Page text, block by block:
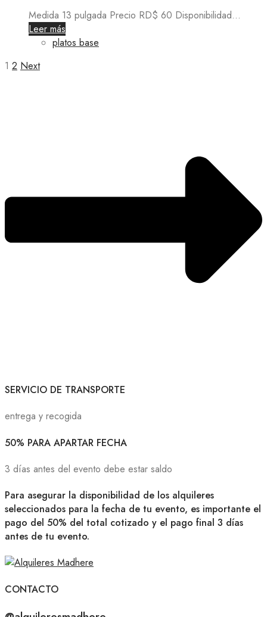
Medida 13 pulgada Precio RD$ 60 Disponibilidad...
Leer más
platos base
1 2 Next
SERVICIO DE TRANSPORTE
entrega y recogida
50% PARA APARTAR FECHA
3 días antes del evento debe estar saldo
Para asegurar la disponibilidad de los alquileres
seleccionados para la fecha de tu evento, es importante el
pago del 50% del total cotizado y el pago final 3 días
antes de tu evento.
CONTACTO